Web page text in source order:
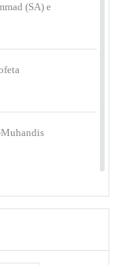
(SA) e
l’Imam Alì